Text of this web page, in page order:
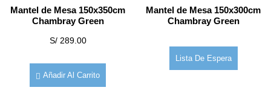
Mantel de Mesa 150x350cm
Chambray Green
S/289.00
Añadir Al Carrito
Mantel de Mesa 150x300cm
Chambray Green
Lista De Espera